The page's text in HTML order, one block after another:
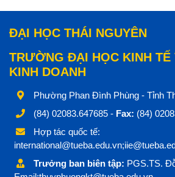
ĐẠI HỌC THÁI NGUYÊN
TRƯỜNG ĐẠI HỌC KINH TẾ
KINH DOANH
Phường Phan Đình Phùng - Tỉnh
(84) 02083.647685 - Fax: (84)
Hợp tác quốc tế:
Trưởng ban biên tập: PGS.TS.